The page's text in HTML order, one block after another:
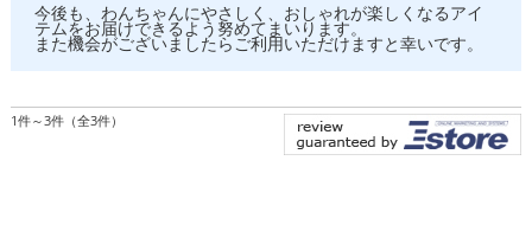
今後も、わんちゃんにやさしく、おしゃれが楽しくなるアイ
テムをお届けできるよう努めてまいります。
また機会がございましたらご利用いただけますと幸いです。
1件～3件（全3件）